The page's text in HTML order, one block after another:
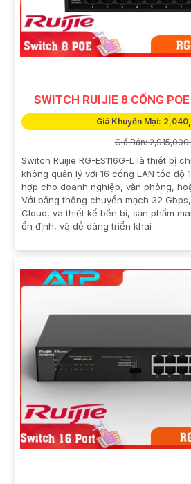
SWITCH RUIJIE 8 CỔNG
Giá Khuyến Mại:
Giá Bán: 2,915,000
Switch Ruijie RG-ES116G-L là thiết bị
không quản lý với 16 cổng LAN tốc độ
hợp cho doanh nghiệp, văn phòng,
Với băng thông chuyển mạch 32
Cloud, và thiết kế bền bỉ, sản phẩm
ổn định, và dễ dàng triển khai